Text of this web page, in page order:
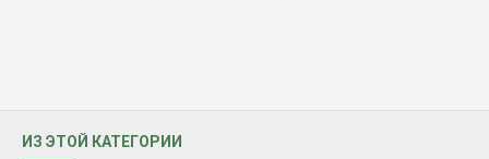
ИЗ ЭТОЙ КАТЕГОРИИ